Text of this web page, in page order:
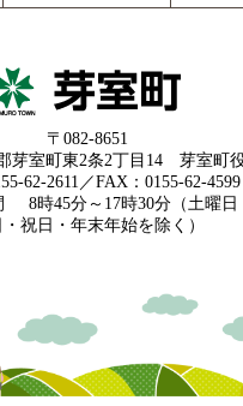
〒082-8651
芽室町東2条2丁目14 芽室町
62-2611／FAX：0155-62-4599
8時45分～17時30分（土曜日
祝日・年末年始を除く）